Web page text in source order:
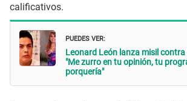
calificativos.
PUEDES VER:
Leonard León lanza misil
"Me zurro en tu opinión, tu
porquería"